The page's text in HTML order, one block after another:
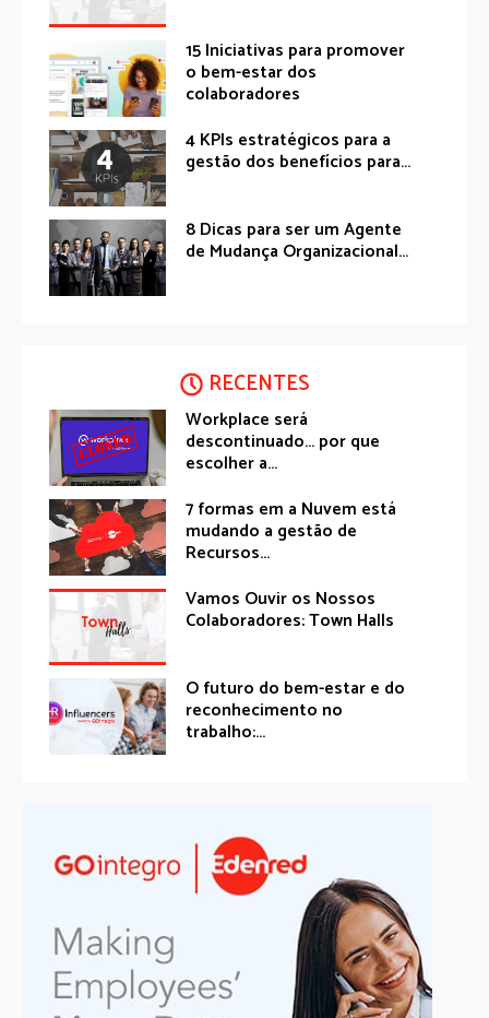
15 Iniciativas para promover
o bem-estar dos
colaboradores
4 KPIs estratégicos para a
gestão dos benefícios para...
8 Dicas para ser um Agente
de Mudança Organizacional...
RECENTES
Workplace será
descontinuado… por que
escolher a...
7 formas em a Nuvem está
mudando a gestão de
Recursos...
Vamos Ouvir os Nossos
Colaboradores: Town Halls
O futuro do bem-estar e do
reconhecimento no
trabalho:...